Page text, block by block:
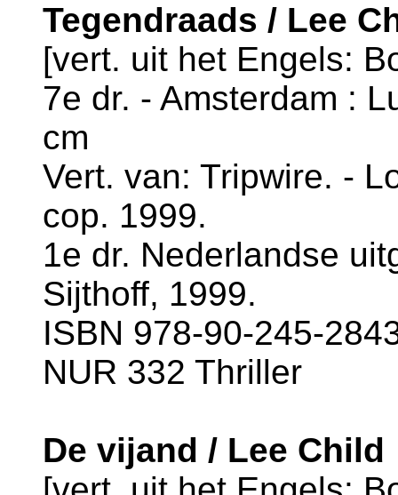
Tegendraads / Lee
[vert. uit het Engels:
7e dr. - Amsterdam :
cm
Vert. van: Tripwire. -
cop. 1999.
1e dr. Nederlandse
Sijthoff, 1999.
ISBN 978-90-245-
NUR 332 Thriller
De vijand / Lee Child